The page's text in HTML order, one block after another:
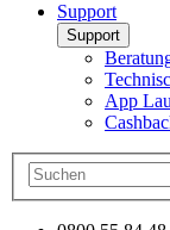
Support
Support
App